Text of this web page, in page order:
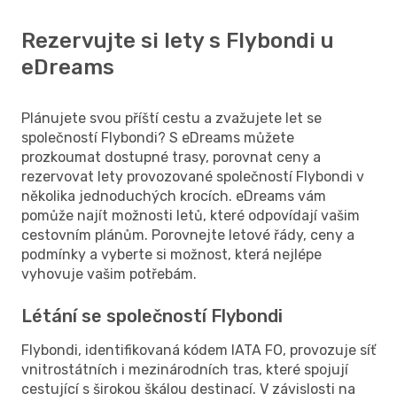
Rezervujte si lety s Flybondi u
eDreams
Plánujete svou příští cestu a zvažujete let se
společností Flybondi? S eDreams můžete
prozkoumat dostupné trasy, porovnat ceny a
rezervovat lety provozované společností Flybondi v
několika jednoduchých krocích. eDreams vám
pomůže najít možnosti letů, které odpovídají vašim
cestovním plánům. Porovnejte letové řády, ceny a
podmínky a vyberte si možnost, která nejlépe
vyhovuje vašim potřebám.
Létání se společností Flybondi
Flybondi, identifikovaná kódem IATA FO, provozuje síť
vnitrostátních i mezinárodních tras, které spojují
cestující s širokou škálou destinací. V závislosti na